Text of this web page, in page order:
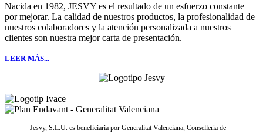
Nacida en 1982, JESVY es el resultado de un esfuerzo constante
por mejorar. La calidad de nuestros productos, la profesionalidad de
nuestros colaboradores y la atención personalizada a nuestros
clientes son nuestra mejor carta de presentación.
LEER MÁS...
Jesvy, S.L.U. es beneficiaria por Generalitat Valenciana, Consellería de